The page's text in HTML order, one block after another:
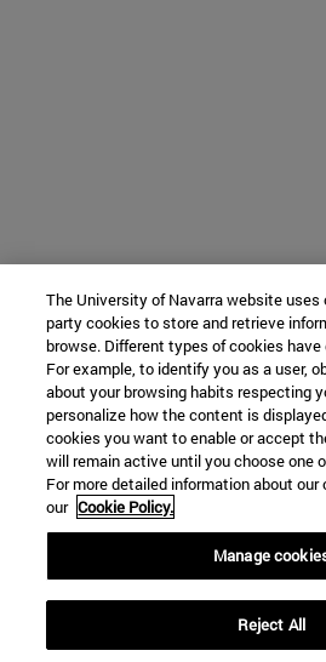
The University of Navarra website uses
party cookies to store and retrieve
browse. Different types of cookies
For example, to identify you as a user,
about your browsing habits respecting
personalize how the content is
cookies you want to enable or accept
will remain active until you choose one
For more detailed information about
our Cookie Policy.
Manage
Reject All